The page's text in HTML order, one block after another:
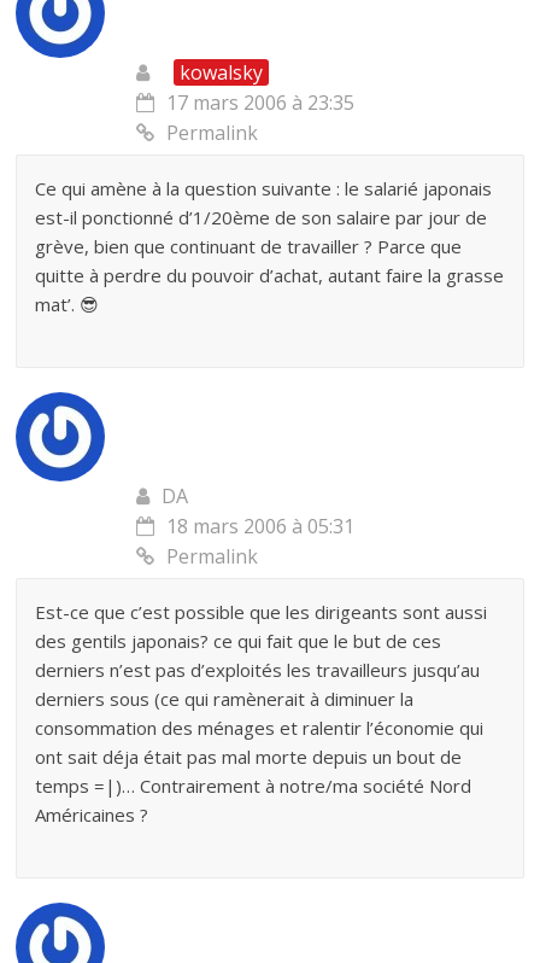
kowalsky
17 mars 2006 à 23:35
Permalink
Ce qui amène à la question suivante : le salarié japonais
est-il ponctionné d’1/20ème de son salaire par jour de
grève, bien que continuant de travailler ? Parce que
quitte à perdre du pouvoir d’achat, autant faire la grasse
mat’. 😎
DA
18 mars 2006 à 05:31
Permalink
Est-ce que c’est possible que les dirigeants sont aussi
des gentils japonais? ce qui fait que le but de ces
derniers n’est pas d’exploités les travailleurs jusqu’au
derniers sous (ce qui ramènerait à diminuer la
consommation des ménages et ralentir l’économie qui
ont sait déja était pas mal morte depuis un bout de
temps =|)… Contrairement à notre/ma société Nord
Américaines ?